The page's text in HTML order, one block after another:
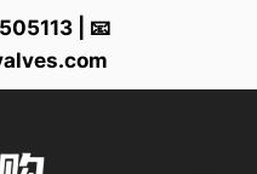
| 📧